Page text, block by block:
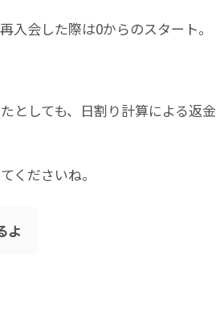
入会した際は0からのスタート。
としても、日割り計算による返金
くださいね。
よ